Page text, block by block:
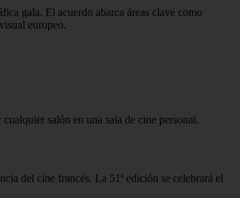
gala. El acuerdo abarca áreas clave como
europeo.
cualquier salón en una sala de cine personal.
del cine francés. La 51ª edición se celebrará el